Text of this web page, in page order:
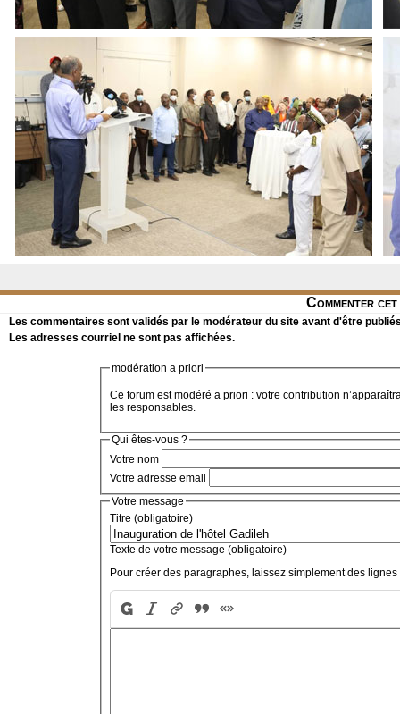
Commenter
Les commentaires sont validés par le modérateur du site avant d'être
Les adresses courriel ne sont pas affichées.
modération a priori
Ce forum est modéré a priori : votre contribution
les responsables.
Qui êtes-vous ?
Votre nom
Votre adresse email
Votre message
Titre (obligatoire)
Texte de votre message (obligatoire)
Pour créer des paragraphes, laissez simplement des lignes